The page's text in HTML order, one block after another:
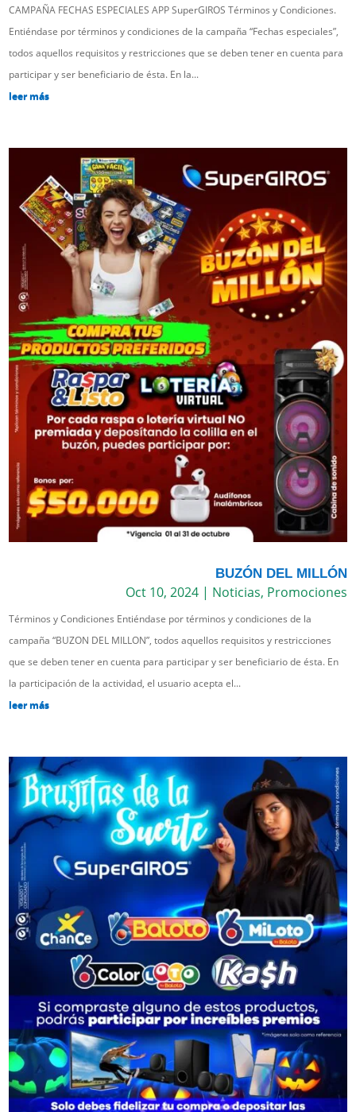
CAMPAÑA FECHAS ESPECIALES APP SuperGIROS Términos y Condiciones.
Entiéndase por términos y condiciones de la campaña “Fechas especiales”,
todos aquellos requisitos y restricciones que se deben tener en cuenta para
participar y ser beneficiario de ésta. En la...
leer más
BUZÓN DEL MILLÓN
Oct 10, 2024| Noticias, Promociones
Términos y Condiciones Entiéndase por términos y condiciones de la
campaña “BUZON DEL MILLON”, todos aquellos requisitos y restricciones
que se deben tener en cuenta para participar y ser beneficiario de ésta. En
la participación de la actividad, el usuario acepta el...
leer más